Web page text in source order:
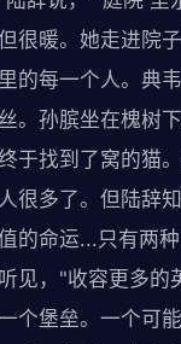
很暖。她走进院
的每一个人。典
。孙膑坐在槐树
于找到了窝的猫
很多了。但陆辞
的命运...只有两
见，"收容更多的
个堡垒。一个可